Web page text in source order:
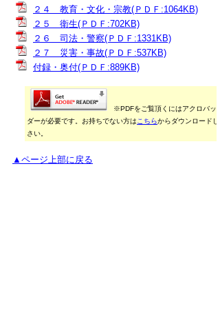
２４ 教育・文化・宗教(ＰＤＦ:1064KB)
２５ 衛生(ＰＤＦ:702KB)
２６ 司法・警察(ＰＤＦ:1331KB)
２７ 災害・事故(ＰＤＦ:537KB)
付録・奥付(ＰＤＦ:889KB)
※PDFをご覧頂くにはアクロバッ
ダーが必要です。お持ちでない方は こちらからダウンロードし
さい。
▲ページ上部に戻る